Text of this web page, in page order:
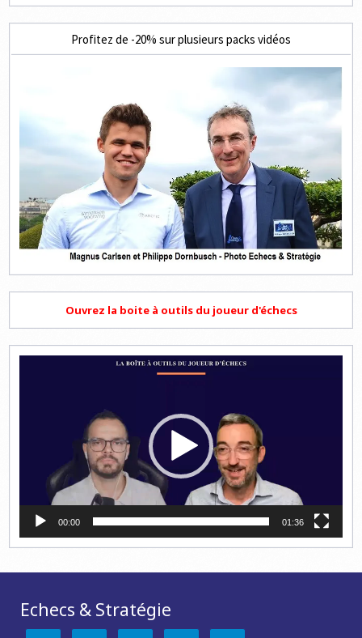
Profitez de -20% sur plusieurs packs vidéos
Ouvrez la boite à outils du joueur d'échecs
00:00 01:36
Echecs & Stratégie